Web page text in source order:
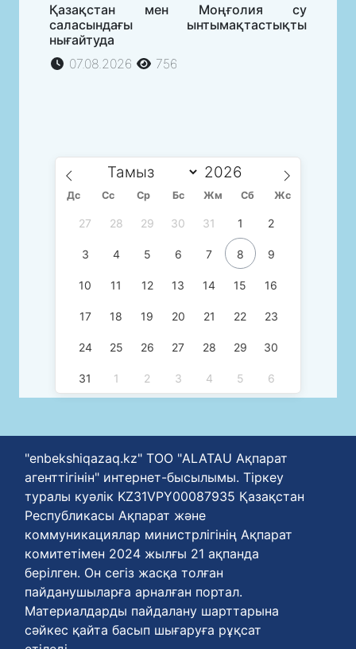
Қазақстан мен Моңғолия су
саласындағы ынтымақтастықты
нығайтуда
07.08.2026
756
Дс Сc Ср Бс Жм Сб Жс
27 28 29 30 31 1 2
3 4 5 6 7 8 9
10 11 12 13 14 15 16
17 18 19 20 21 22 23
24 25 26 27 28 29 30
31 1 2 3 4 5 6
"enbekshiqazaq.kz" ТОО "ALATAU Ақпарат
агенттігінін" интернет-бысылымы. Тіркеу
туралы куәлік KZ31VPY00087935 Қазақстан
Республикасы Ақпарат және
коммуникациялар министрлігінің Ақпарат
комитетімен 2024 жылғы 21 ақпанда
берілген. Он сегіз жасқа толған
пайданушыларға арналған портал.
Материалдарды пайдалану шарттарына
сәйкес қайта басып шығаруға рұқсат